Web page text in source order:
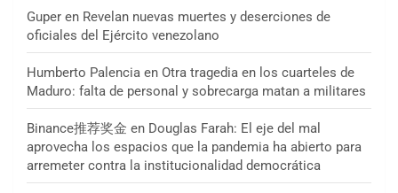
Guper en Revelan nuevas muertes y deserciones de
oficiales del Ejército venezolano
Humberto Palencia en Otra tragedia en los cuarteles de
Maduro: falta de personal y sobrecarga matan a militares
Binance推荐奖金 en Douglas Farah: El eje del mal
aprovecha los espacios que la pandemia ha abierto para
arremeter contra la institucionalidad democrática